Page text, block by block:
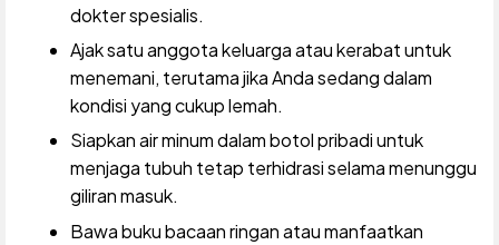
dokter spesialis.
Ajak satu anggota keluarga atau kerabat untuk
menemani, terutama jika Anda sedang dalam
kondisi yang cukup lemah.
Siapkan air minum dalam botol pribadi untuk
menjaga tubuh tetap terhidrasi selama menunggu
giliran masuk.
Bawa buku bacaan ringan atau manfaatkan